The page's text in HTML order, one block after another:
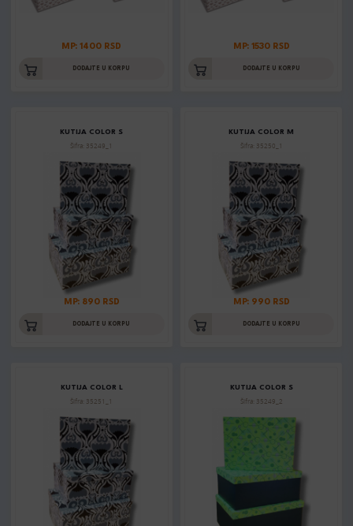
MP: 1400 RSD
DODAJTE U KORPU
MP: 1530 RSD
DODAJTE U KORPU
KUTIJA COLOR S
Šifra: 35249_1
MP: 890 RSD
DODAJTE U KORPU
KUTIJA COLOR M
Šifra: 35250_1
MP: 990 RSD
DODAJTE U KORPU
KUTIJA COLOR L
Šifra: 35251_1
KUTIJA COLOR S
Šifra: 35249_2